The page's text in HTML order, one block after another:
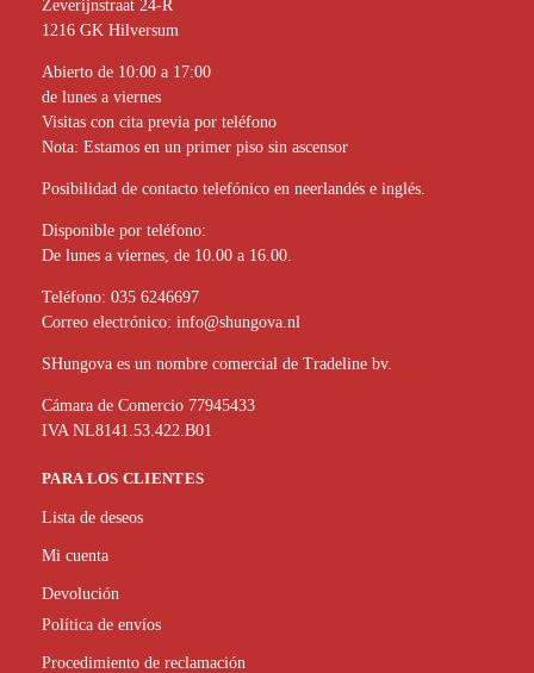
Zeverijnstraat 24-R
1216 GK Hilversum
Abierto de 10:00 a 17:00
de lunes a viernes
Visitas con cita previa por teléfono
Nota: Estamos en un primer piso sin ascensor
Posibilidad de contacto telefónico en neerlandés e inglés.
Disponible por teléfono:
De lunes a viernes, de 10.00 a 16.00.
Teléfono: 035 6246697
Correo electrónico: info@shungova.nl
SHungova es un nombre comercial de Tradeline bv.
Cámara de Comercio 77945433
IVA NL8141.53.422.B01
PARA LOS CLIENTES
Lista de deseos
Mi cuenta
Devolución
Política de envíos
Procedimiento de reclamación